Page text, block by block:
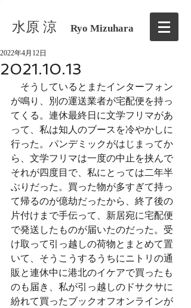
水原 涼 Ryo Mizuhara
2021.10.13
2022年4月12日
そうしているとまたインターフォン
が鳴り、別の運送業者が宅配便を持っ
てくる。連休最終日に文学フリマがあ
って、私は知人のブースを冷やかしに
行った。パンデミックがはじまってか
ら、文学フリマは一度の中止を挟んで
それが四度目で、私にとっては二年半
ぶりだった。買った物が多すぎて持っ
て帰るのが億劫だったから、終了後の
片付けまで手伝って、新居宛に宅配便
で発送したものが届いたのだった。受
け取って引っ越しの荷物とまとめて置
いて、そうこうするうちにニトリの通
販と連休中に港北のイケアで買ったも
のも届き、私が引っ越しのドサクサに
紛れて買ったブックオフオンラインが